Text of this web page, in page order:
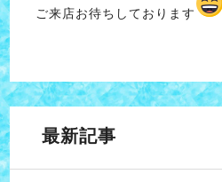
ご来店お待ちしております
最新記事